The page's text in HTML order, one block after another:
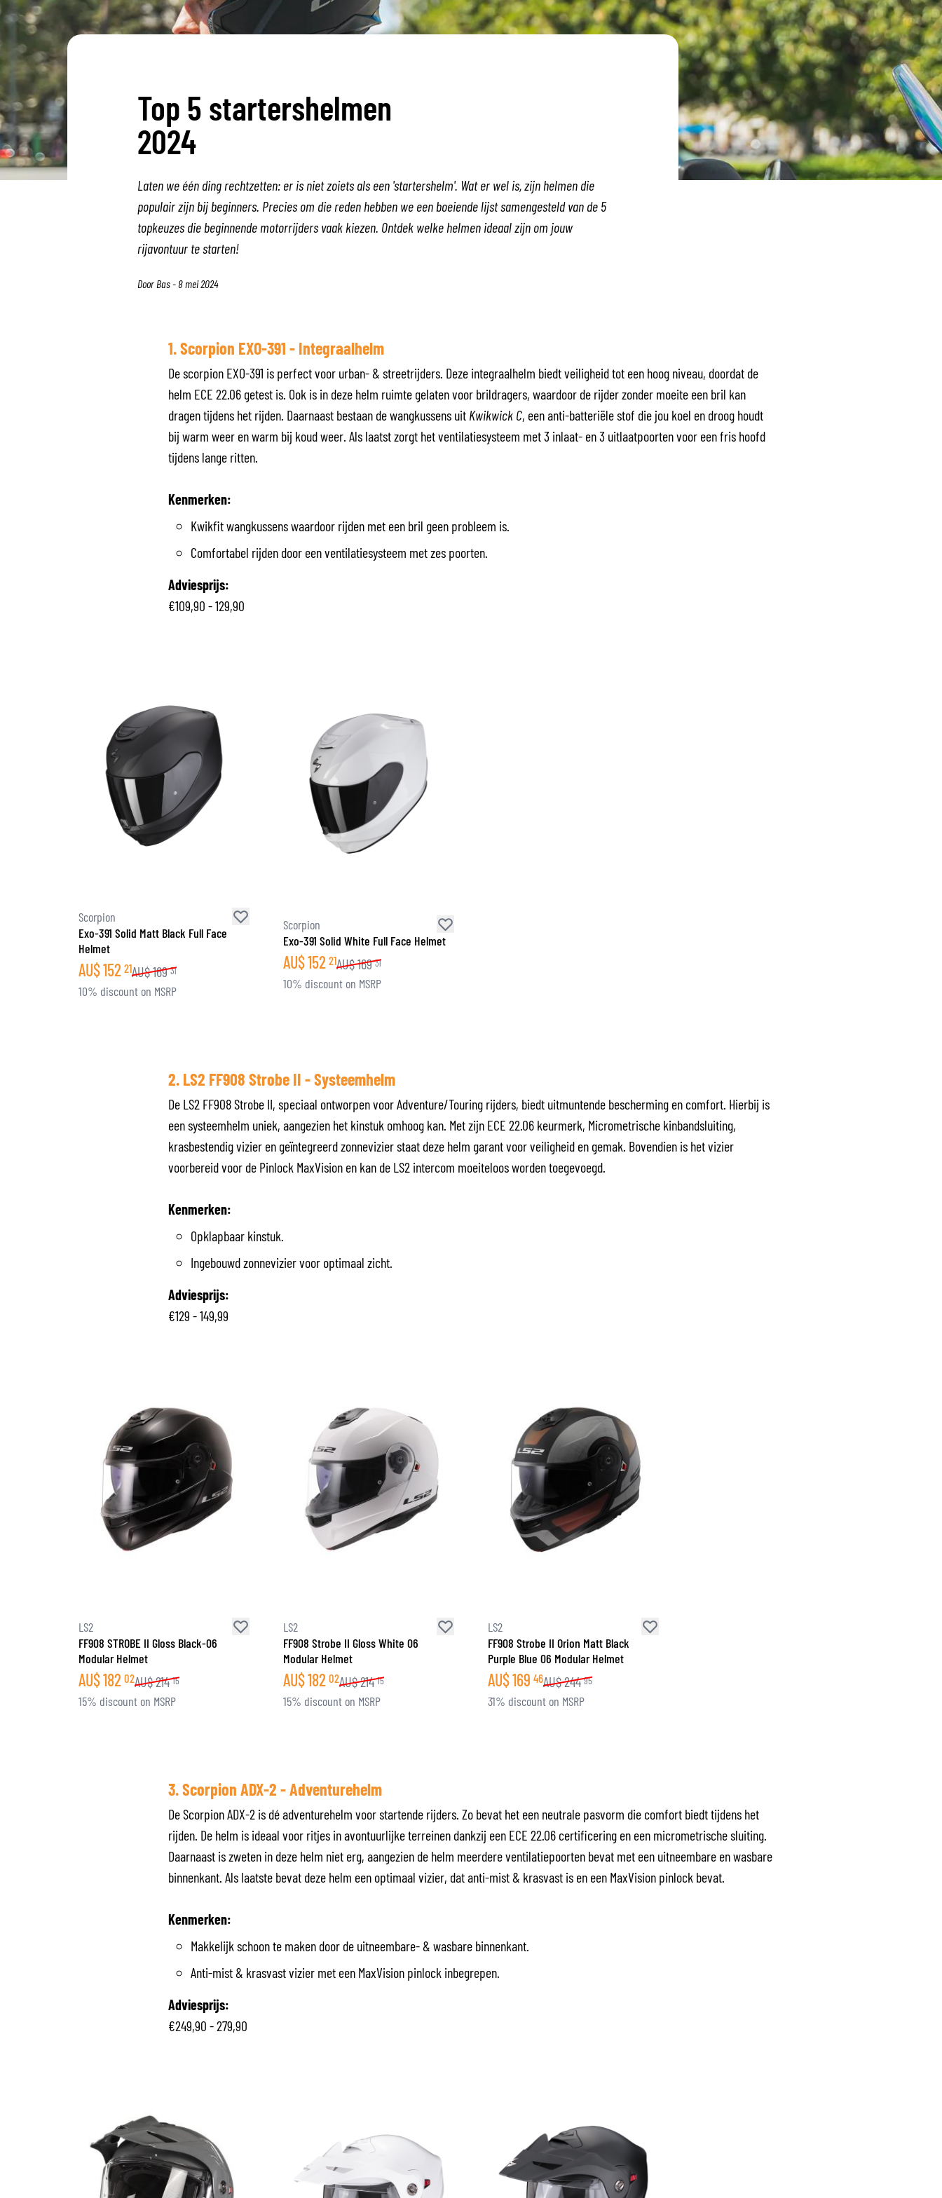
HELMET SUN VISORS
HELMET GOGGLES
BASE LAYERS
MID LAYERS
BALACLAVAS & TUBES
COOLING VESTS
UPPER BODY PROTECTORS
HI-VIZ VESTS
FOOTWEAR
LONGSLEEVES
TANK BAGS
TAIL BAGS
Top 5 startershelmen
2024
Laten we één ding rechtzetten: er is niet zoiets als een 'startershelm'. Wat er wel is, zijn helmen die
populair zijn bij beginners. Precies om die reden hebben we een boeiende lijst samengesteld van de 5
topkeuzes die beginnende motorrijders vaak kiezen. Ontdek welke helmen ideaal zijn om jouw
rijavontuur te starten!
Door Bas - 8 mei 2024
1. Scorpion EXO-391 - Integraalhelm
De scorpion EXO-391 is perfect voor urban- & streetrijders. Deze integraalhelm biedt veiligheid tot een hoog niveau, doordat de
helm ECE 22.06 getest is. Ook is in deze helm ruimte gelaten voor brildragers, waardoor de rijder zonder moeite een bril kan
dragen tijdens het rijden. Daarnaast bestaan de wangkussens uit Kwikwick C, een anti-batteriële stof die jou koel en droog houdt
bij warm weer en warm bij koud weer. Als laatst zorgt het ventilatiesysteem met 3 inlaat- en 3 uitlaatpoorten voor een fris hoofd
tijdens lange ritten.
Kenmerken:
Kwikfit wangkussens waardoor rijden met een bril geen probleem is.
Comfortabel rijden door een ventilatiesysteem met zes poorten.
Adviesprijs:
€109,90 - 129,90
Scorpion
Exo-391 Solid Matt Black Full Face
Helmet
AU$152 21AU$169 31
10% discount on MSRP
Scorpion
Exo-391 Solid White Full Face Helmet
AU$152 21AU$169 31
10% discount on MSRP
2. LS2 FF908 Strobe II - Systeemhelm
De LS2 FF908 Strobe II, speciaal ontworpen voor Adventure/Touring rijders, biedt uitmuntende bescherming en comfort. Hierbij is
een systeemhelm uniek, aangezien het kinstuk omhoog kan. Met zijn ECE 22.06 keurmerk, Micrometrische kinbandsluiting,
krasbestendig vizier en geïntegreerd zonnevizier staat deze helm garant voor veiligheid en gemak. Bovendien is het vizier
voorbereid voor de Pinlock MaxVision en kan de LS2 intercom moeiteloos worden toegevoegd.
Kenmerken:
Opklapbaar kinstuk.
Ingebouwd zonnevizier voor optimaal zicht.
Adviesprijs:
€129 - 149,99
LS2
FF908 STROBE II Gloss Black-06
Modular Helmet
AU$182 02AU$214 15
15% discount on MSRP
LS2
FF908 Strobe II Gloss White 06
Modular Helmet
AU$182 02AU$214 15
15% discount on MSRP
LS2
FF908 Strobe II Orion Matt Black
Purple Blue 06 Modular Helmet
AU$169 46AU$244 95
31% discount on MSRP
3. Scorpion ADX-2 - Adventurehelm
De Scorpion ADX-2 is dé adventurehelm voor startende rijders. Zo bevat het een neutrale pasvorm die comfort biedt tijdens het
rijden. De helm is ideaal voor ritjes in avontuurlijke terreinen dankzij een ECE 22.06 certificering en een micrometrische sluiting.
Daarnaast is zweten in deze helm niet erg, aangezien de helm meerdere ventilatiepoorten bevat met een uitneembare en wasbare
binnenkant. Als laatste bevat deze helm een optimaal vizier, dat anti-mist & krasvast is en een MaxVision pinlock bevat.
Kenmerken:
Makkelijk schoon te maken door de uitneembare- & wasbare binnenkant.
Anti-mist & krasvast vizier met een MaxVision pinlock inbegrepen.
Adviesprijs:
€249,90 - 279,90